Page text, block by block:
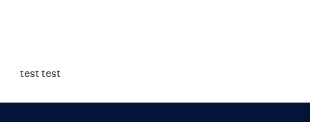
test test